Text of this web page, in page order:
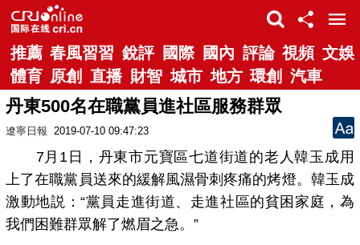
推薦 春風習習 銳評 國際 國內 評論 視頻 文娛
體育 原創 直播 財智 城市 地方 環創 汽車
丹東500名在職黨員進社區服務群眾
遼寧日報 2019-07-10 09:47:23
7月1日，丹東市元寶區七道街道的老人韓玉成用
上了在職黨員送來的緩解風濕骨刺疼痛的烤燈。韓玉成
激動地説：“黨員走進街道、走進社區的貧困家庭，為
我們困難群眾解了燃眉之急。”